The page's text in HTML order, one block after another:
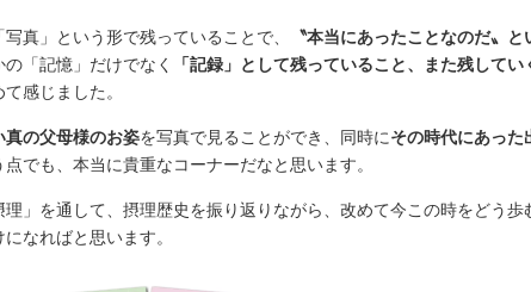
真」という形で残っていることで、 〝本当にあったことなのだ〟
「記憶」だけでなく
「記録」として残っていること、また残してい
感じました。
の父母様のお姿を写真で見ることができ、同時にその時代にあった
でも、本当に貴重なコーナーだなと思います。
」を通して、摂理歴史を振り返りながら、改めて今この時をどう歩
なればと思います。